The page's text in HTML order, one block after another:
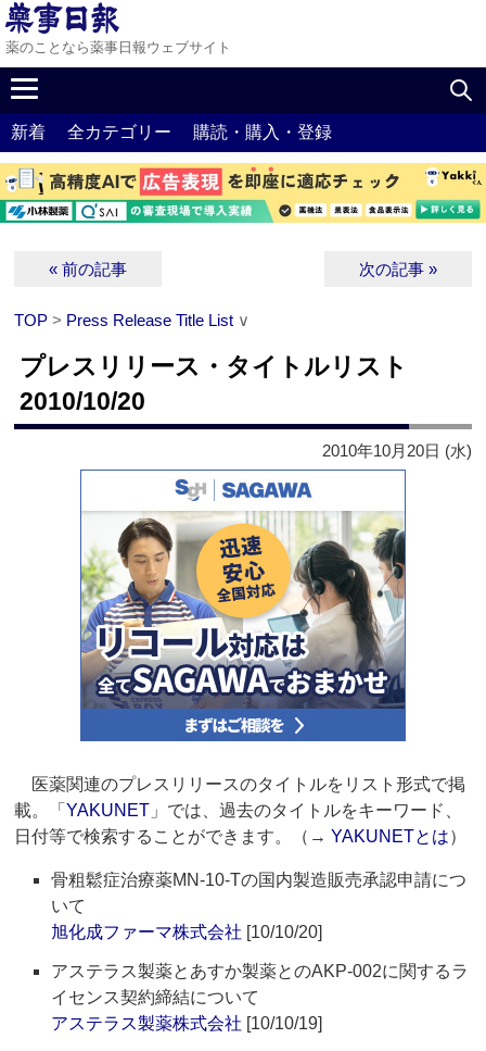
薬のことなら薬事日報ウェブサイト
新着 全カテゴリー 購読・購入・登録
« 前の記事 次の記事 »
TOP > Press Release Title List ∨
プレスリリース・タイトルリスト
2010/10/20
2010年10月20日 (水)
医薬関連のプレスリリースのタイトルをリスト形式で掲
載。「YAKUNET 」では、過去のタイトルをキーワード、
日付等で検索することができます。（→YAKUNETとは）
骨粗鬆症治療薬MN-10-Tの国内製造販売承認申請につ
いて
旭化成ファーマ株式会社 [10/10/20]
アステラス製薬とあすか製薬とのAKP-002に関するラ
イセンス契約締結について
アステラス製薬株式会社 [10/10/19]